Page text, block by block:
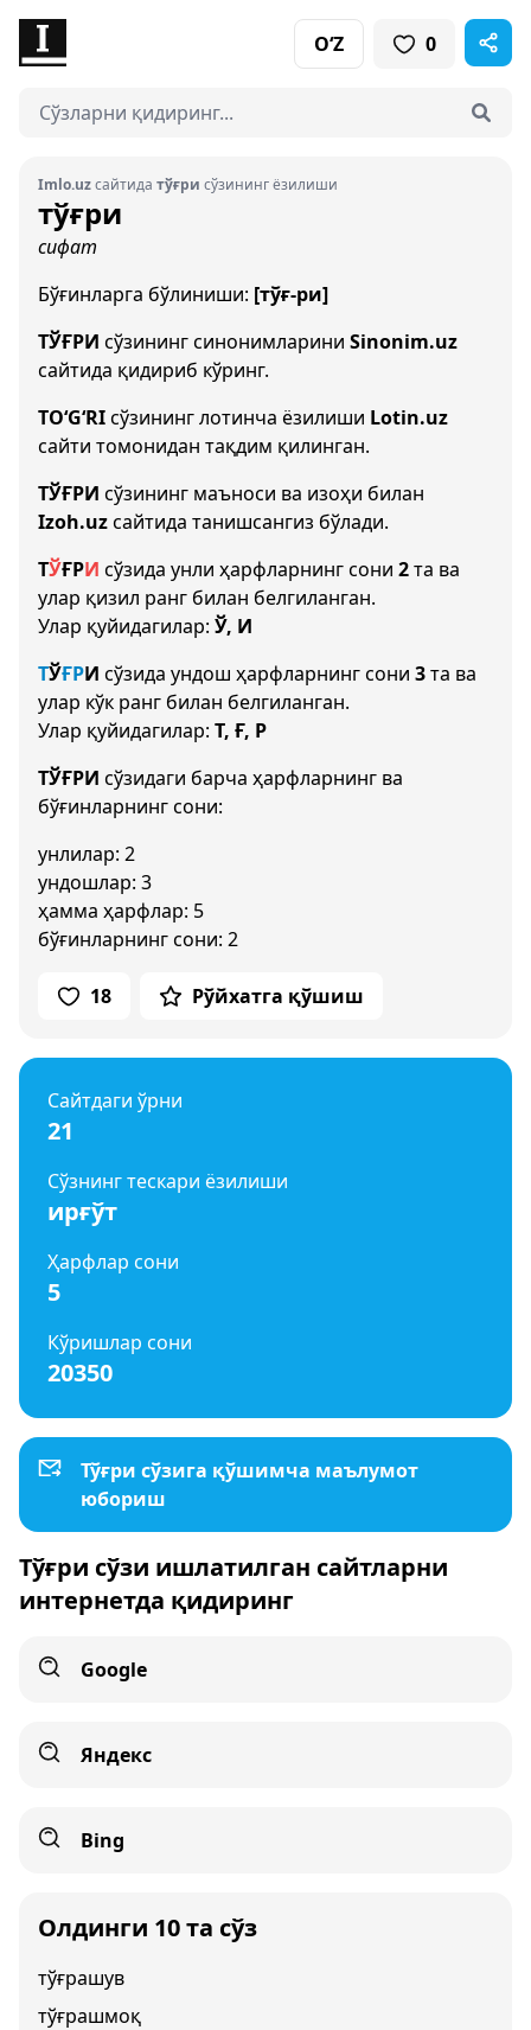
O‘Z 0
Imlo.uzсайтида тўғри сўзининг ёзилиши
тўғри
сифат
Бўғинларга бўлиниши: [тўғ-ри]
ТЎҒРИ сўзининг синонимларини Sinonim.uz
сайтида қидириб кўринг.
TO‘G‘RIсўзининг лотинча ёзилиши Lotin.uz
сайти томонидан тақдим қилинган.
ТЎҒРИ сўзининг маъноси ва изоҳи билан
Izoh.uzсайтида танишсангиз бўлади.
ТЎҒРИ сўзида унли ҳарфларнинг сони 2та ва
улар қизил ранг билан белгиланган.
Улар қуйидагилар: Ў, И
ТЎҒРИ сўзида ундош ҳарфларнинг сони 3та ва
улар кўк ранг билан белгиланган.
Улар қуйидагилар: Т, Ғ, Р
ТЎҒРИ сўзидаги барча ҳарфларнинг ва
бўғинларнинг сони:
унлилар: 2
ундошлар: 3
ҳамма ҳарфлар: 5
бўғинларнинг сони: 2
18 Рўйхатга қўшиш
Сайтдаги ўрни
21
Сўзнинг тескари ёзилиши
ирғўт
Ҳарфлар сони
5
Кўришлар сони
20350
Тўғри сўзига қўшимча маълумот
юбориш
Тўғри сўзи ишлатилган сайтларни
интернетда қидиринг
Google
Яндекс
Bing
Олдинги 10 та сўз
тўғрашув
тўғрашмоқ